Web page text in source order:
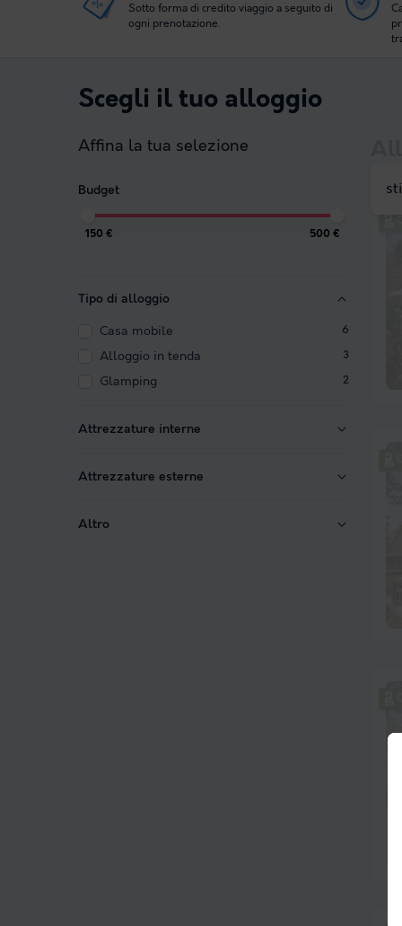
Sotto forma di credito viaggio a seguito di
ogni prenotazione.
Scegli il tuo alloggio
Affina la tua selezione
Budget
150 € 500 €
Tipo di alloggio
Casa mobile 6
Alloggio in tenda 3
Glamping 2
Attrezzature interne
Attrezzature esterne
Altro